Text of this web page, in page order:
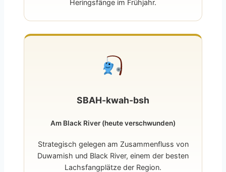
Heringsfänge im Frühjahr.
SBAH-kwah-bsh
Am Black River (heute verschwunden)
Strategisch gelegen am Zusammenfluss von
Duwamish und Black River, einem der besten
Lachsfangplätze der Region.